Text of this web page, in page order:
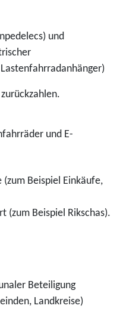
und
und E-
Beispiel Einkäufe,
(zum Beispiel Rikschas).
Beteiligung
Landkreise)